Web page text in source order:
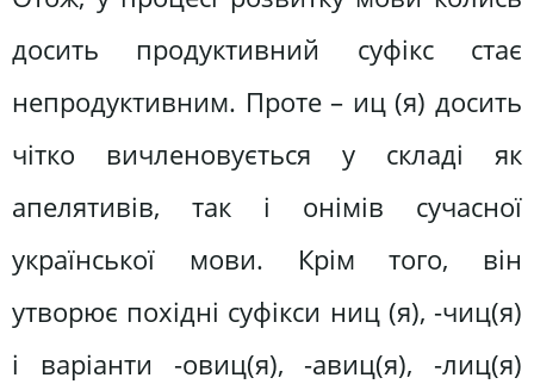
досить продуктивний суфікс стає
непродуктивним. Проте – иц (я) досить
чітко вичленовується у складі як
апелятивів, так і онімів сучасної
української мови. Крім того, він
утворює похідні суфікси ниц (я), -чиц(я)
і варіанти -овиц(я), -авиц(я), -лиц(я)